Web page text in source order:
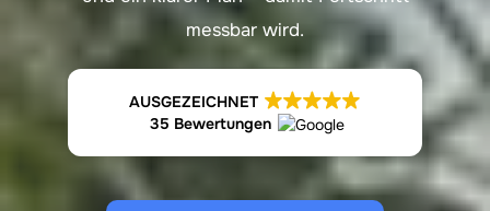
messbar wird.
AUSGEZEICHNET
35 Bewertungen